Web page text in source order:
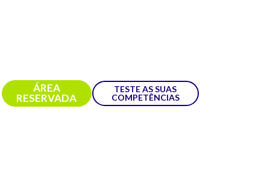
ÁREA
RESERVADA
TESTE AS SUAS
COMPETÊNCIAS